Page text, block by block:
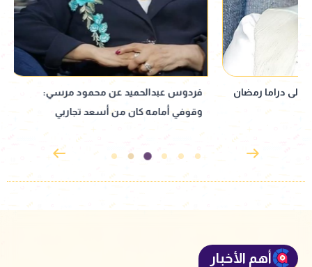
فردوس عبدالحميد عن محمود مرسي:
وقوفي أمامه كان من أسعد تجاربي
القياسية ويحقق
أهم الأخبار